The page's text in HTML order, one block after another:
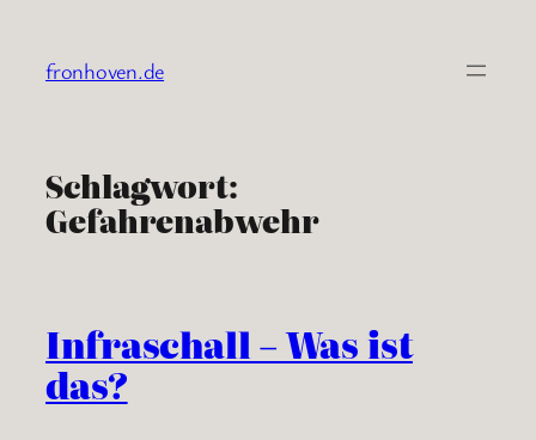
springen
fronhoven.de
Schlagwort:
Gefahrenabwehr
Infraschall – Was ist
das?